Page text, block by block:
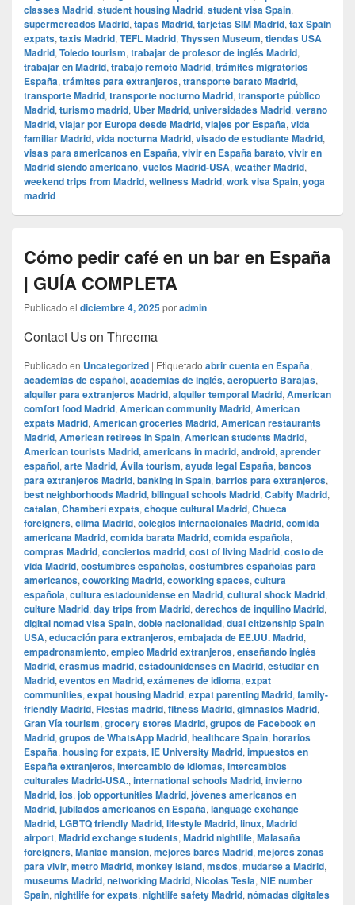
classes Madrid, student housing Madrid, student visa Spain,
supermercados Madrid, tapas Madrid, tarjetas SIM Madrid, tax Spain
expats, taxis Madrid, TEFL Madrid, Thyssen Museum, tiendas USA
Madrid, Toledo tourism, trabajar de profesor de inglés Madrid,
trabajar en Madrid, trabajo remoto Madrid, trámites migratorios
España, trámites para extranjeros, transporte barato Madrid,
transporte Madrid, transporte nocturno Madrid, transporte público
Madrid, turismo madrid, Uber Madrid, universidades Madrid, verano
Madrid, viajar por Europa desde Madrid, viajes por España, vida
familiar Madrid, vida nocturna Madrid, visado de estudiante Madrid,
visas para americanos en España, vivir en España barato, vivir en
Madrid siendo americano, vuelos Madrid-USA, weather Madrid,
weekend trips from Madrid, wellness Madrid, work visa Spain, yoga
madrid
Cómo pedir café en un bar en España
| GUÍA COMPLETA
Publicado el diciembre 4, 2025poradmin
Contact Us on Threema
Publicado en Uncategorized | Etiquetado abrir cuenta en España,
academias de español, academias de inglés, aeropuerto Barajas,
alquiler para extranjeros Madrid, alquiler temporal Madrid, American
comfort food Madrid, American community Madrid, American
expats Madrid, American groceries Madrid, American restaurants
Madrid, American retirees in Spain, American students Madrid,
American tourists Madrid, americans in madrid, android, aprender
español, arte Madrid, Ávila tourism, ayuda legal España, bancos
para extranjeros Madrid, banking in Spain, barrios para extranjeros,
best neighborhoods Madrid, bilingual schools Madrid, Cabify Madrid,
catalan, Chamberí expats, choque cultural Madrid, Chueca
foreigners, clima Madrid, colegios internacionales Madrid, comida
americana Madrid, comida barata Madrid, comida española,
compras Madrid, conciertos madrid, cost of living Madrid, costo de
vida Madrid, costumbres españolas, costumbres españolas para
americanos, coworking Madrid, coworking spaces, cultura
española, cultura estadounidense en Madrid, cultural shock Madrid,
culture Madrid, day trips from Madrid, derechos de inquilino Madrid,
digital nomad visa Spain, doble nacionalidad, dual citizenship Spain
USA, educación para extranjeros, embajada de EE.UU. Madrid,
empadronamiento, empleo Madrid extranjeros, enseñando inglés
Madrid, erasmus madrid, estadounidenses en Madrid, estudiar en
Madrid, eventos en Madrid, exámenes de idioma, expat
communities, expat housing Madrid, expat parenting Madrid, family-
friendly Madrid, Fiestas madrid, fitness Madrid, gimnasios Madrid,
Gran Vía tourism, grocery stores Madrid, grupos de Facebook en
Madrid, grupos de WhatsApp Madrid, healthcare Spain, horarios
España, housing for expats, IE University Madrid, impuestos en
España extranjeros, intercambio de idiomas, intercambios
culturales Madrid-USA., international schools Madrid, invierno
Madrid, ios, job opportunities Madrid, jóvenes americanos en
Madrid, jubilados americanos en España, language exchange
Madrid, LGBTQ friendly Madrid, lifestyle Madrid, linux, Madrid
airport, Madrid exchange students, Madrid nightlife, Malasaña
foreigners, Maniac mansion, mejores bares Madrid, mejores zonas
para vivir, metro Madrid, monkey island, msdos, mudarse a Madrid,
museums Madrid, networking Madrid, Nicolas Tesla, NIE number
Spain, nightlife for expats, nightlife safety Madrid, nómadas digitales